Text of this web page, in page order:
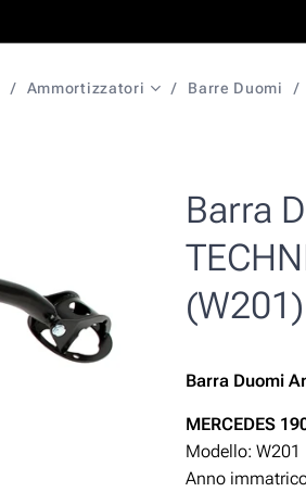
Ammortizzatori Barre Duomi
Barra
(W201)
Barra Duomi
MERCEDES
Modello: W201
Anno